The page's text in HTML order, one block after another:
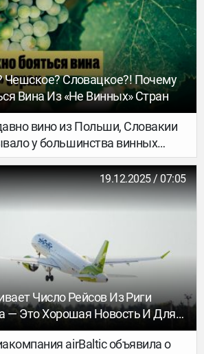
китайский Новый год
любуйтесь яркими
ярмарках, совершите
на удачу в храмах
скачки.
Чешское? Словацкое?! Почему
Вина Из «не Винных» Стран
вино из Польши, Словакии
у большинства винных
Эти страны не
классическом винном каноне, не
с великими аппелласьонами и
в серьезных винных картах.
революций винного мира.
границы привычных регионов,
Франции, Италии и Испании
больше вин, которые не
«великим образцам», а
голосом. Об особенностях
и о том, где пробовать
19.12.2025 / 07:05
Число Рейсов Из Риги
— Это Хорошая Новость И Для
airBaltic объявила о